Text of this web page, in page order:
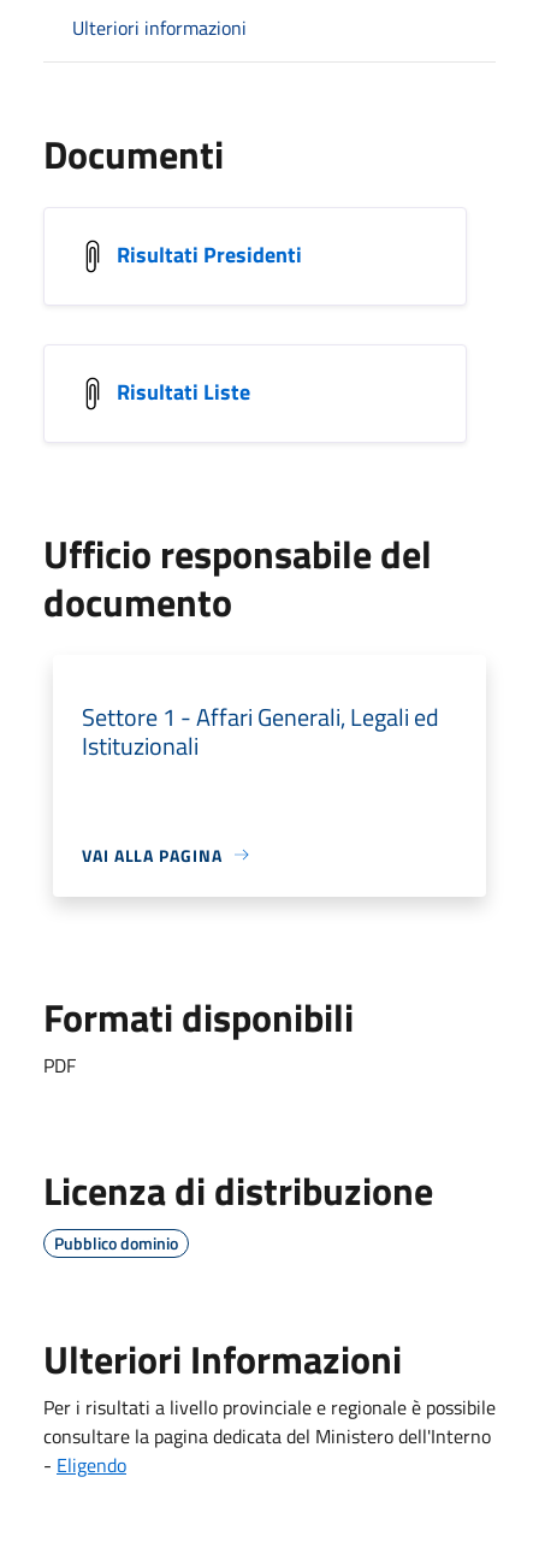
Ulteriori informazioni
Documenti
Risultati Presidenti
Risultati Liste
Ufficio responsabile del
documento
Settore 1 - Affari Generali, Legali ed
Istituzionali
VAI ALLA PAGINA
Formati disponibili
PDF
Licenza di distribuzione
Pubblico dominio
Ulteriori Informazioni
Per i risultati a livello provinciale e regionale è possibile
consultare la pagina dedicata del Ministero dell'Interno
- Eligendo